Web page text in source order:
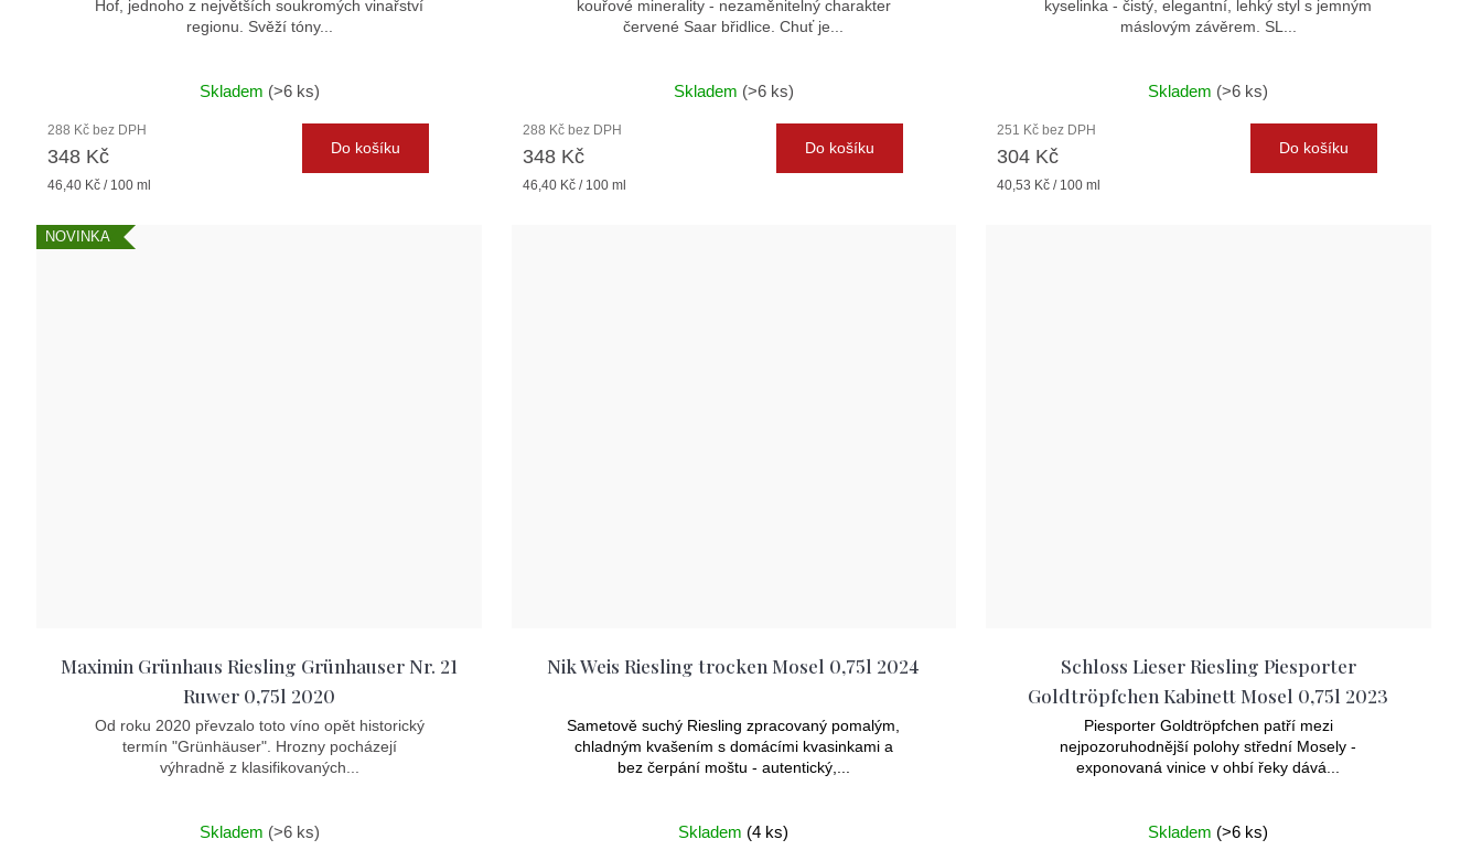
Hof, jednoho z největších soukromých vinařství
regionu. Svěží tóny...
Skladem (>6 ks)
288 Kč bez DPH
348 Kč
Měrná
46,40 Kč / 100 ml
Do košíku
kouřové minerality - nezaměnitelný charakter
červené Saar břidlice. Chuť je...
Skladem (>6 ks)
288 Kč bez DPH
348 Kč
Měrná
46,40 Kč / 100 ml
Do košíku
kyselinka - čistý, elegantní, lehký styl s jemným
máslovým závěrem. SL...
Skladem (>6 ks)
251 Kč bez DPH
304 Kč
Měrná
40,53 Kč / 100 ml
Do košíku
NOVINKA
Maximin Grünhaus Riesling Grünhauser Nr. 21
Ruwer 0,75l 2020
Od roku 2020 převzalo toto víno opět historický
termín "Grünhäuser". Hrozny pocházejí
výhradně z klasifikovaných...
Skladem (>6 ks)
Nik Weis Riesling trocken Mosel 0,75l 2024
Sametově suchý Riesling zpracovaný pomalým,
chladným kvašením s domácími kvasinkami a
bez čerpání moštu - autentický,...
Skladem (4 ks)
Schloss Lieser Riesling Piesporter
Goldtröpfchen Kabinett Mosel 0,75l 2023
Piesporter Goldtröpfchen patří mezi
nejpozoruhodnější polohy střední Mosely -
exponovaná vinice v ohbí řeky dává...
Skladem (>6 ks)